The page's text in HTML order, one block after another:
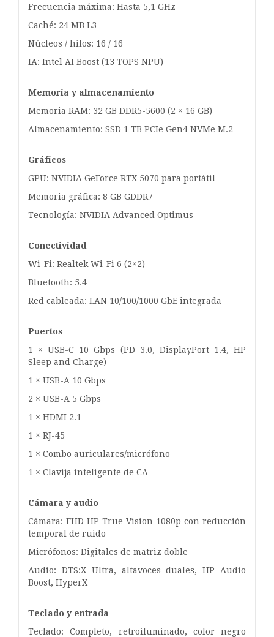
Frecuencia máxima: Hasta 5,1 GHz
Caché: 24 MB L3
Núcleos / hilos: 16 / 16
IA: Intel AI Boost (13 TOPS NPU)
Memoria y almacenamiento
Memoria RAM: 32 GB DDR5-5600 (2 × 16 GB)
Almacenamiento: SSD 1 TB PCIe Gen4 NVMe M.2
Gráficos
GPU: NVIDIA GeForce RTX 5070 para portátil
Memoria gráfica: 8 GB GDDR7
Tecnología: NVIDIA Advanced Optimus
Conectividad
Wi-Fi: Realtek Wi-Fi 6 (2×2)
Bluetooth: 5.4
Red cableada: LAN 10/100/1000 GbE integrada
Puertos
1 × USB-C 10 Gbps (PD 3.0, DisplayPort 1.4, HP
Sleep and Charge)
1 × USB-A 10 Gbps
2 × USB-A 5 Gbps
1 × HDMI 2.1
1 × RJ-45
1 × Combo auriculares/micrófono
1 × Clavija inteligente de CA
Cámara y audio
Cámara: FHD HP True Vision 1080p con reducción
temporal de ruido
Micrófonos: Digitales de matriz doble
Audio: DTS:X Ultra, altavoces duales, HP Audio
Boost, HyperX
Teclado y entrada
Teclado: Completo, retroiluminado, color negro